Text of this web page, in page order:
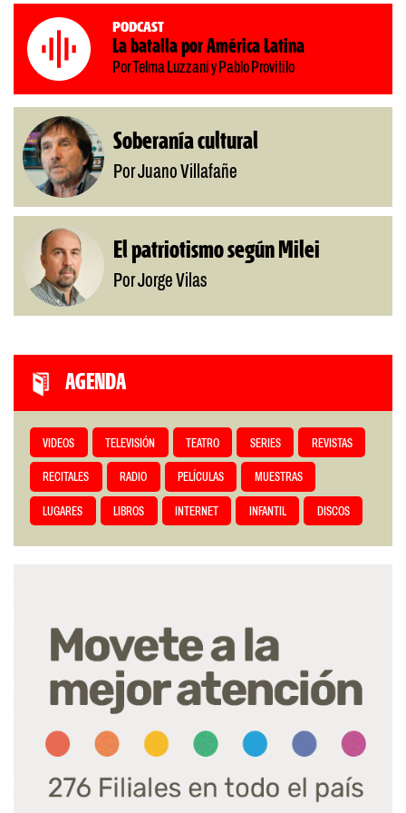
Podcast
La batalla por América Latina
Por Telma Luzzani y Pablo Provitilo
Soberanía cultural
Por Juano Villafañe
El patriotismo según Milei
Por Jorge Vilas
AGENDA
VIDEOS TELEVISIÓN TEATRO SERIES REVISTAS
RECITALES RADIO PELÍCULAS MUESTRAS
LUGARES LIBROS INTERNET INFANTIL DISCOS